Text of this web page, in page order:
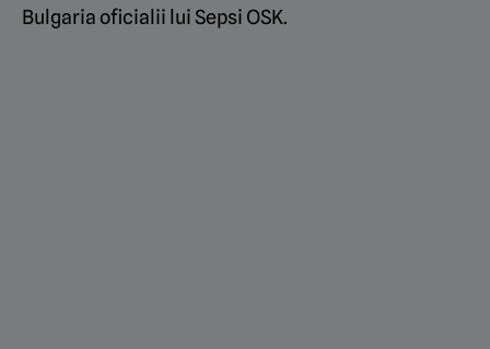
Bulgaria oficialii lui Sepsi OSK.